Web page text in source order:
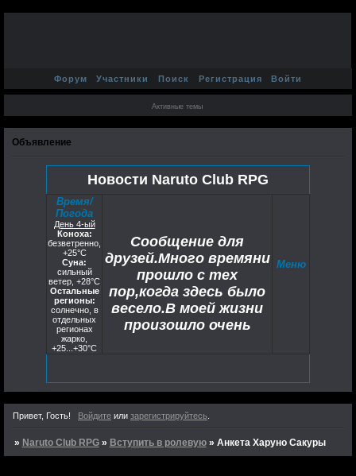
Форум Участники Поиск Регистрация Войти
Активные темы
Объявление
Новости Naruto Club RPG
Время/
Погода
День 4-ый
Коноха:
безветренно,
+25°C
Суна:
сильный
ветер, +28°С
Остальные
регионы:
солнечно, в
отдельных
регионах
жарко,
+25...+30°С
Сообщение для
друзей.Много времяни
прошло с тех
пор,когда здесь было
весело.В моей жизни
произошло очень
изменились,правда не
знаю в лучшую ли
сторону.Столько
времяни прошло,а я
все возвращаюсь
Меню
Привет, Гость! Войдитеили зарегистрируйтесь
» Naruto Club RPG » Вступить в ролевую » Анкета Харуно Сакуры